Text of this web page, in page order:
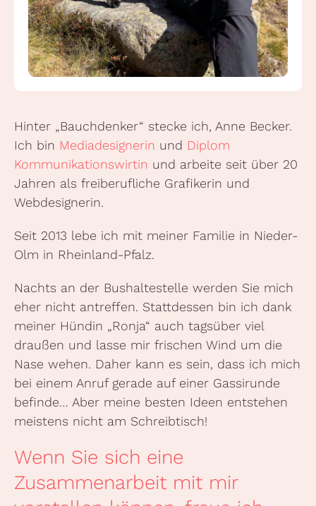
Hinter „Bauchdenker“ stecke ich, Anne Becker.
Ich bin Mediadesignerin und Diplom
Kommunikationswirtin und arbeite seit über 20
Jahren als freiberufliche Grafikerin und
Webdesignerin.
Seit 2013 lebe ich mit meiner Familie in Nieder-
Olm in Rheinland-Pfalz.
Nachts an der Bushaltestelle werden Sie mich
eher nicht antreffen. Stattdessen bin ich dank
meiner Hündin „Ronja“ auch tagsüber viel
draußen und lasse mir frischen Wind um die
Nase wehen. Daher kann es sein, dass ich mich
bei einem Anruf gerade auf einer Gassirunde
befinde… Aber meine besten Ideen entstehen
meistens nicht am Schreibtisch!
Wenn Sie sich eine
Zusammenarbeit mit mir